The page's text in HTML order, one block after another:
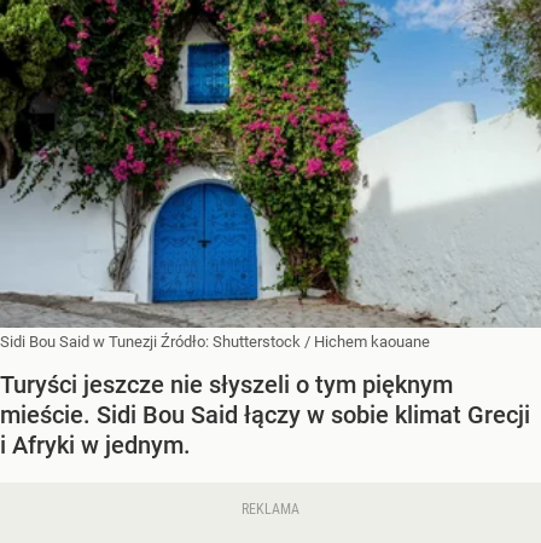
Sidi Bou Said w Tunezji Źródło: Shutterstock / Hichem kaouane
Turyści jeszcze nie słyszeli o tym pięknym
mieście. Sidi Bou Said łączy w sobie klimat Grecji
i Afryki w jednym.